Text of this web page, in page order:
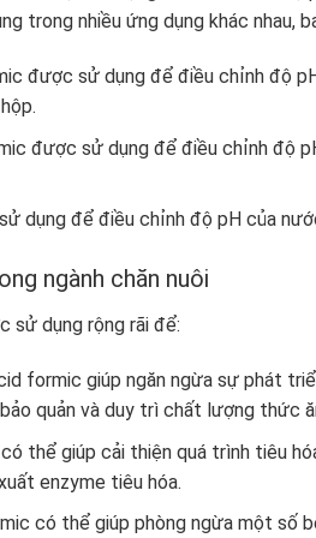
trong nhiều ứng dụng khác nhau,
được sử dụng để điều chỉnh độ
được sử dụng để điều chỉnh độ
dụng để điều chỉnh độ pH của
ngành chăn nuôi
sử dụng rộng rãi để:
formic giúp ngăn ngừa sự phát
quản và duy trì chất lượng thức
thể giúp cải thiện quá trình tiêu
enzyme tiêu hóa.
có thể giúp phòng ngừa một số